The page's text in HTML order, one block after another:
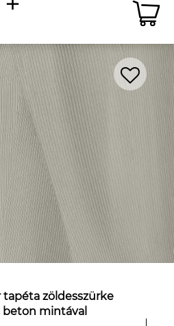
tapéta zöldesszürke
mintával